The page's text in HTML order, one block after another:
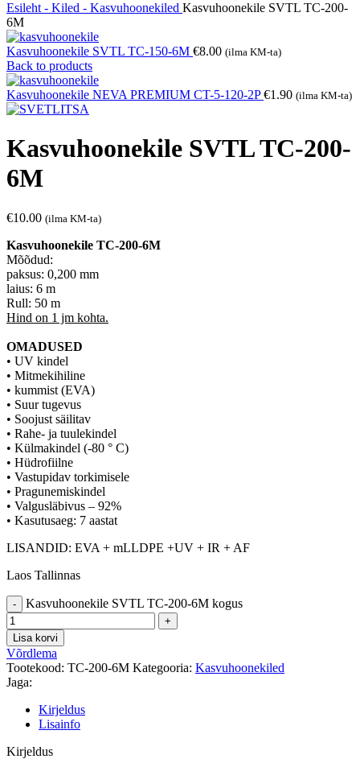
Esileht - Kiled - Kasvuhoonekiled Kasvuhoonekile SVTL TC-200-
6M
Kasvuhoonekile SVTL TC-150-6M €8.00 (ilma KM-ta)
Back to products
Kasvuhoonekile NEVA PREMIUM CT-5-120-2P€1.90 (ilma KM-ta)
Kasvuhoonekile SVTL TC-200-
6M
€10.00 (ilma KM-ta)
Kasvuhoonekile TC-200-6M
Mõõdud:
paksus: 0,200 mm
laius: 6 m
Rull: 50 m
Hind on 1 jm kohta.
OMADUSED
• UV kindel
• Mitmekihiline
• kummist (EVA)
• Suur tugevus
• Soojust säilitav
• Rahe- ja tuulekindel
• Külmakindel (-80 ° C)
• Hüdrofiilne
• Vastupidav torkimisele
• Pragunemiskindel
• Valgusläbivus – 92%
• Kasutusaeg: 7 aastat
LISANDID: EVA + mLLDPE +UV + IR + AF
Laos Tallinnas
Kasvuhoonekile SVTL TC-200-6M kogus
Lisa korvi
Võrdlema
Tootekood: TC-200-6M Kategooria: Kasvuhoonekiled
Jaga:
Kirjeldus
Lisainfo
Kirjeldus